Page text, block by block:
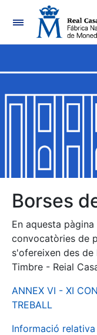
Mostra/Amaga
Mostra/Amaga
Mostra/Amaga
Mostra/Amaga
Mostra/Amaga
Borses
En aquesta
convocatòries de
s'ofereixen des de
Timbre - Reial
ANNEX VI - XI
TREBALL
Informació